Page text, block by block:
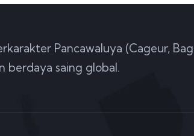
Pancawaluya (Cageur,
berdaya saing global.